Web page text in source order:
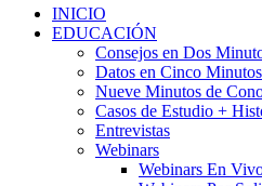
INICIO
EDUCACIÓN
Consejos en Dos
Datos en Cinco Minutos
Nueve Minutos de
Casos de Estudio +
Entrevistas
Webinars
Webinars En